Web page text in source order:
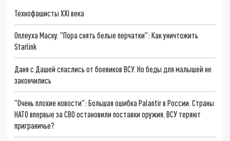
Технофашисты XXI века
Оплеуха Маску. "Пора снять белые перчатки": Как уничтожить
Starlink
Даня с Дашей спаслись от боевиков ВСУ. Но беды для малышей не
закончились
"Очень плохие новости": Большая ошибка Palantir в России. Страны
НАТО впервые за СВО остановили поставки оружия. ВСУ теряют
приграничье?